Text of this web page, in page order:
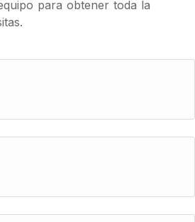
para obtener toda la